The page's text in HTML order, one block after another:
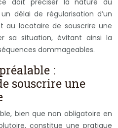
délai de régularisation d’un
au locataire de souscrire une
sa situation, évitant ainsi la
dommageables.
:
souscrire une
bien que non obligatoire en
constitue une pratique